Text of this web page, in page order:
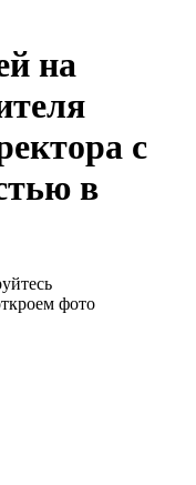
на
с
в
фото